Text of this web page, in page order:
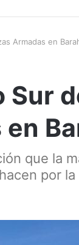
Armadas en
Sur
que la
por